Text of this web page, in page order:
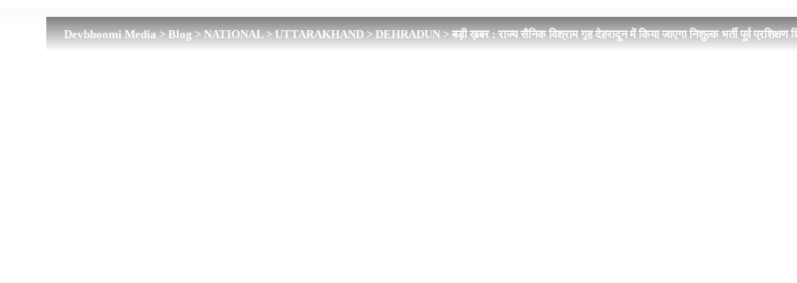
Devbhoomi Media>Blog>NATIONAL>UTTARAKHAND>DEHRADUN>बड़ी ख़बर : राज्य सैनिक विश्राम गृह देहरादून में किया जाएगा निशुल्क भर्ती पूर्व प्रशिक्षण